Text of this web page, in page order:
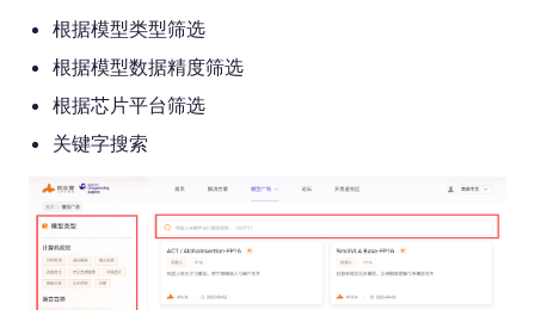
根据模型类型筛选
根据模型数据精度筛选
根据芯片平台筛选
关键字搜索